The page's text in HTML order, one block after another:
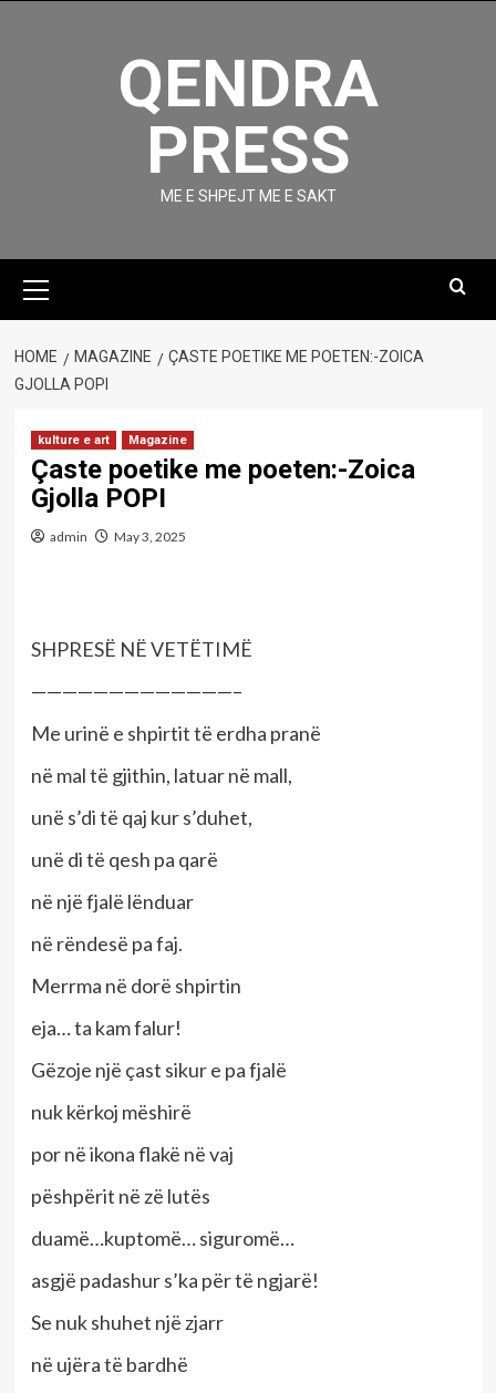
QENDRA
PRESS
ME E SHPEJT ME E SAKT
Menu
HOME MAGAZINE
ÇASTE POETIKE ME POETEN:-ZOICA
GJOLLA POPI
kulture e art Magazine
Çaste poetike me poeten:-Zoica
Gjolla POPI
admin May 3, 2025
SHPRESË NË VETËTIMË
—————————————–
Me urinë e shpirtit të erdha pranë
në mal të gjithin, latuar në mall,
unë s’di të qaj kur s’duhet,
unë di të qesh pa qarë
në një fjalë lënduar
në rëndesë pa faj.
Merrma në dorë shpirtin
eja… ta kam falur!
Gëzoje një çast sikur e pa fjalë
nuk kërkoj mëshirë
por në ikona flakë në vaj
pëshpërit në zë lutës
duamë…kuptomë… siguromë…
asgjë padashur s’ka për të ngjarë!
Se nuk shuhet një zjarr
në ujëra të bardhë